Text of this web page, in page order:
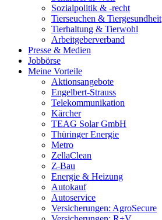
Sozialpolitik & -recht
Tierseuchen & Tiergesundheit
Tierhaltung & Tierwohl
Arbeitgeberverband
Presse & Medien
Jobbörse
Meine Vorteile
Aktionsangebote
Engelbert-Strauss
Telekommunikation
Kärcher
TEAG Solar GmbH
Thüringer Energie
Metro
ZellaClean
Z-Bau
Energie & Heizung
Autokauf
Autoservice
Versicherungen: AgroSecure